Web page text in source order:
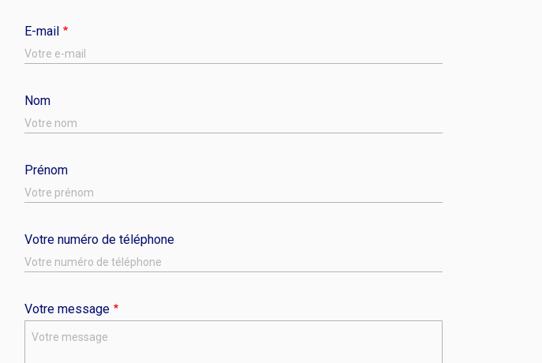
E-mail
Nom
Prénom
Votre numéro de téléphone
Votre message